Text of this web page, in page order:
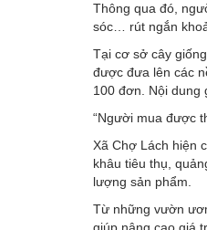
Thông qua đó,
sóc… rút ngắn
Tại cơ sở cây
được đưa lên các
100 đơn. Nội dung
“Người mua được
Xã Chợ Lách hiện
khâu tiêu thụ,
lượng sản phẩm.
Từ những vườn